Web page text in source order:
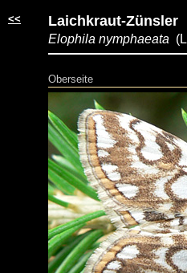
<< Laichkraut-Zünsler
Elophila nymphaeata (L
Oberseite